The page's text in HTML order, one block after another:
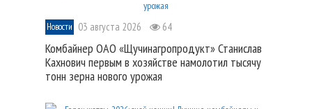
Новости 03 августа 2026 64
Комбайнер ОАО «Щучинагропродукт» Станислав
Кахнович первым в хозяйстве намолотил тысячу
тонн зерна нового урожая